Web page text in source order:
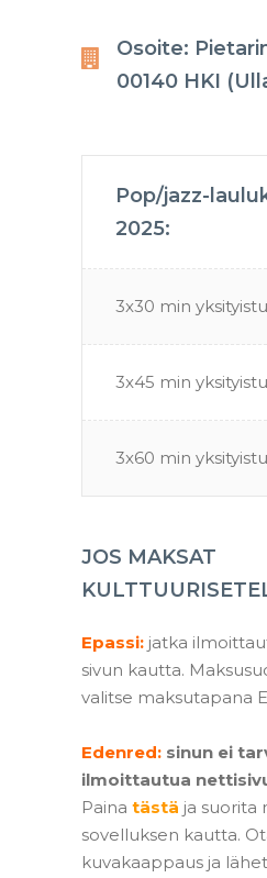
Osoite:
00140 HKI
Pop/jazz-
2025:
3x30 min
3x45 min
3x60 min
JOS MAKSAT
Epassi: jatka
sivun kautta.
valitse maksutapana
Edenred: sinun ei
ilmoittautua
Paina tästä ja suorita
sovelluksen kautta.
kuvakaappaus ja